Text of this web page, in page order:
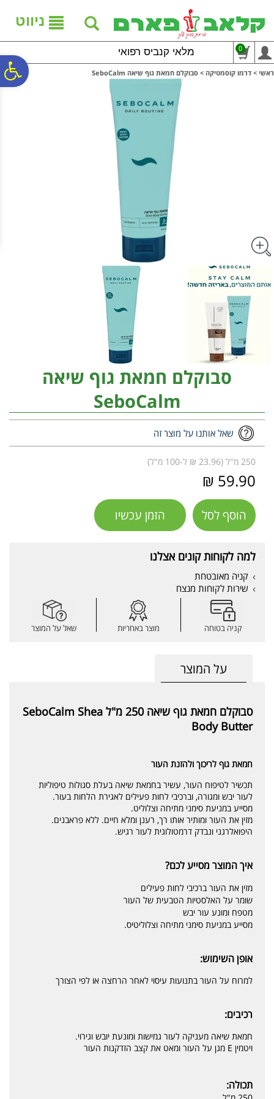
נגישות
אתר
המרכזי
ניווט
מלאי קנביס רפואי 0
ראשי > דרמו קוסמטיקה > סבוקלם חמאת גוף שיאה SeboCalm
סבוקלם חמאת גוף שיאה
SeboCalm
שאל אותנו על מוצר זה
250 מ"ל (23.96 ₪ ל-100 מ"ל)
59.90 ₪
הוסף לסל הזמן עכשיו
למה לקוחות קונים אצלנו
קניה מאובטחת
שירות לקוחות מנצח
קניה בטוחה מוצר באחריות שאל על המוצר
על המוצר
סבוקלם חמאת גוף שיאה 250 מ"ל SeboCalm Shea
Body Butter
חמאת גוף לריכוך ולהזנת העור
תכשיר לטיפוח העור, עשיר בחמאת שיאה בעלת סגולות טיפוליות
לעור יבש ומגורה, וברכיבי לחות פעילים לאגירת הלחות בעור.
מסייע במניעת סימני מתיחה וצלוליט.
מזין את העור ומותיר אותו רך, רענן ומלא חיים. ללא פראבנים.
היפואלרגני ונבדק דרמטולוגית לעור רגיש.
איך המוצר מסייע לכם?
מזין את העור ברכיבי לחות פעילים
שומר על האלסטיות הטבעית של העור
מטפח ומונע עור יבש
מסייע במניעת סימני מתיחה וצלוליטיס.
אופן השימוש:
למרוח על העור בתנועות עיסוי לאחר הרחצה או לפי הצורך
רכיבים:
חמאת שיאה מעניקה לעור גמישות ומונעת יובש וגירוי.
ויטמין E מגן על העור ומאט את קצב הזדקנות העור
תכולה: